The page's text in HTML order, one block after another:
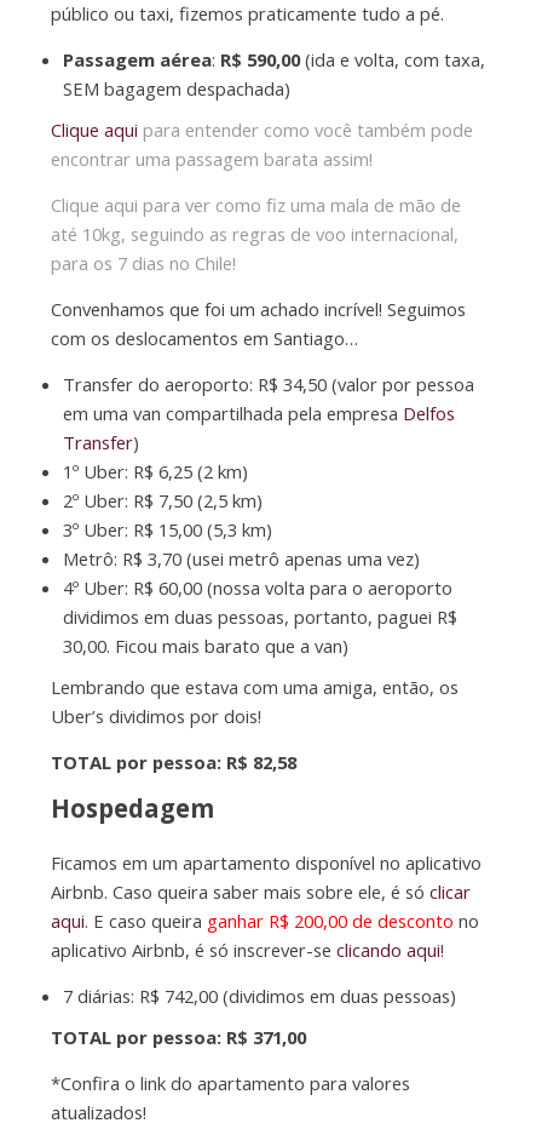
público ou taxi, fizemos praticamente tudo a pé.
Passagem aérea: R$ 590,00(ida e volta, com taxa,
SEM bagagem despachada)
Clique aqui para entender como você também pode
encontrar uma passagem barata assim!
Clique aqui para ver como fiz uma mala de mão de
até 10kg, seguindo as regras de voo internacional,
para os 7 dias no Chile!
Convenhamos que foi um achado incrível! Seguimos
com os deslocamentos em Santiago…
Transfer do aeroporto: R$ 34,50 (valor por pessoa
em uma van compartilhada pela empresa Delfos
Transfer)
1º Uber: R$ 6,25 (2 km)
2º Uber: R$ 7,50 (2,5 km)
3º Uber: R$ 15,00 (5,3 km)
Metrô: R$ 3,70 (usei metrô apenas uma vez)
4º Uber: R$ 60,00 (nossa volta para o aeroporto
dividimos em duas pessoas, portanto, paguei R$
30,00. Ficou mais barato que a van)
Lembrando que estava com uma amiga, então, os
Uber’s dividimos por dois!
TOTAL por pessoa: R$ 82,58
Hospedagem
Ficamos em um apartamento disponível no aplicativo
Airbnb. Caso queira saber mais sobre ele, é só clicar
aqui. E caso queira ganhar R$ 200,00 de desconto no
aplicativo Airbnb, é só inscrever-se clicando aqui!
7 diárias: R$ 742,00 (dividimos em duas pessoas)
TOTAL por pessoa: R$ 371,00
*Confira o link do apartamento para valores
atualizados!